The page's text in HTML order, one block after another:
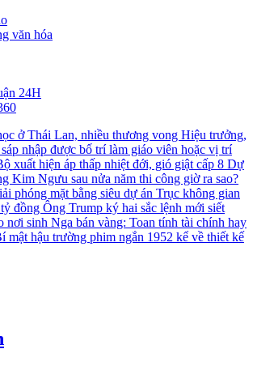
văn hóa
24H
ở Thái Lan, nhiều thương vong Hiệu trưởng,
nhập được bố trí làm giáo viên hoặc vị trí
xuất hiện áp thấp nhiệt đới, gió giật cấp 8 Dự
Kim Ngưu sau nửa năm thi công giờ ra sao?
phóng mặt bằng siêu dự án Trục không gian
đồng Ông Trump ký hai sắc lệnh mới siết
nơi sinh Nga bán vàng: Toan tính tài chính hay
mật hậu trường phim ngắn 1952 kể về thiết kế